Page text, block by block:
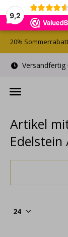
9,2
Versandfertig
20%
Artikel